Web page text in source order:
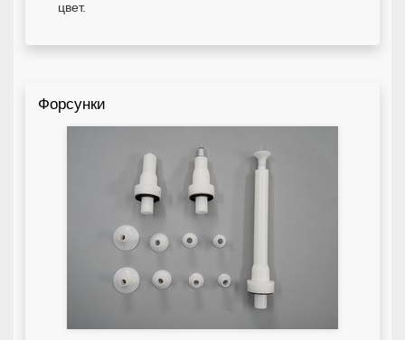
цвет.
Форсунки